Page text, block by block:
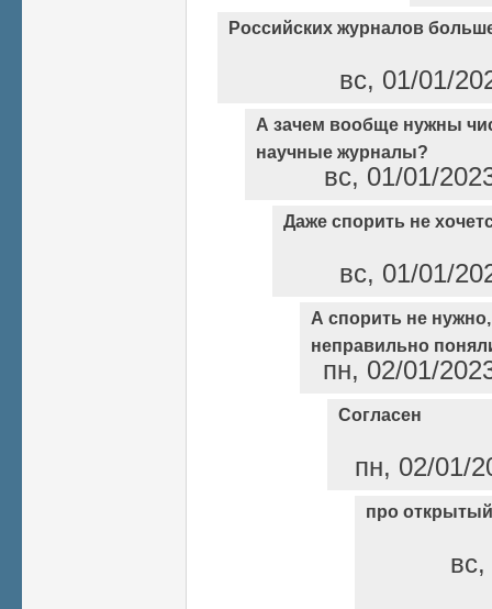
Российских журналов
вс, 01/01/
А зачем вообще нужны
научные журналы?
вс, 01/01/
Даже спорить не
вс, 01/01/
А спорить не
неправильно
пн, 02/01/
Согласен
пн, 02/01/
про